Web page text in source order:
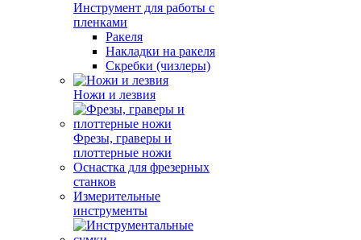
Инструмент для работы с
пленками
Ракеля
Накладки на ракеля
Скребки (чизлеры)
Ножи и лезвия
Фрезы, граверы и
плоттерные ножи
Оснастка для фрезерных
станков
Измерительные
инструменты